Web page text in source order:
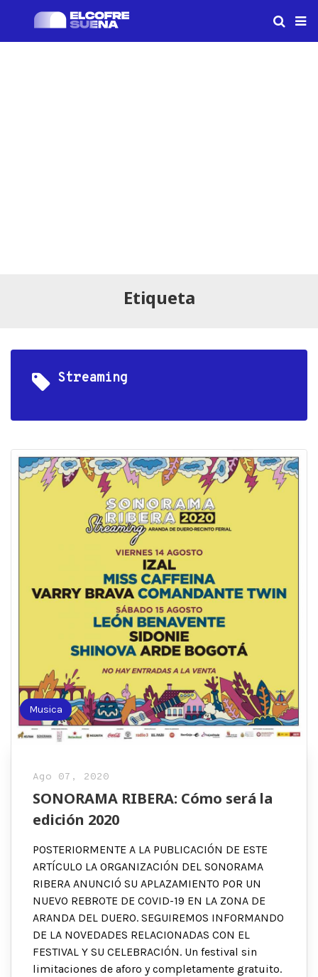
Etiqueta
Streaming
Musica
Ago 07, 2020
SONORAMA RIBERA: Cómo será la
edición 2020
POSTERIORMENTE A LA PUBLICACIÓN DE ESTE
ARTÍCULO LA ORGANIZACIÓN DEL SONORAMA
RIBERA ANUNCIÓ SU APLAZAMIENTO POR UN
NUEVO REBROTE DE COVID-19 EN LA ZONA DE
ARANDA DEL DUERO. SEGUIREMOS INFORMANDO
DE LA NOVEDADES RELACIONADAS CON EL
FESTIVAL Y SU CELEBRACIÓN. Un festival sin
limitaciones de aforo y completamente gratuito.